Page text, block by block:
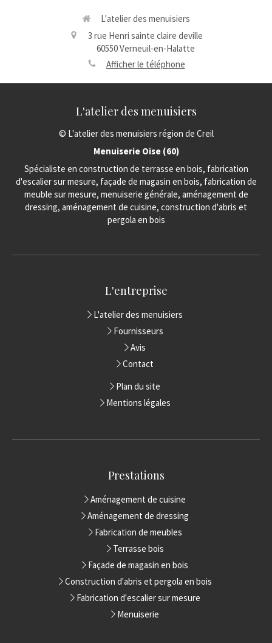
L'atelier des menuisiers
3 rue Henri sainte claire deville
60550Verneuil-en-Halatte
Afficher le téléphone
L'atelier des menuisiers
© L'atelier des menuisiers région de Creil
Menuiserie Oise (60)
Spécialiste en construction de terrasse en bois, fabrication
d'escalier sur mesure, façade de magasin en bois, fabrication de
meuble sur mesure, menuiserie générale, aménagement de
dressing, aménagement de cuisine, construction d'abris et
pergola en bois
L'entreprise
L'atelier des menuisiers
Fournisseurs
Avis
Contact
Plan du site
Mentions légales
Prestations
Aménagement de cuisine
Aménagement de dressing
Fabrication de meubles
Terrasse bois
Façade de magasin en bois
Construction d'abris et pergola en bois
Fabrication d'escalier sur mesure
Menuiserie